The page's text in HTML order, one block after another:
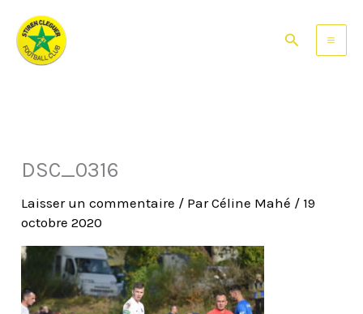
contenu
Rechercher
DSC_0316
Laisser un commentaire / ParCéline Mahé / 19
octobre 2020